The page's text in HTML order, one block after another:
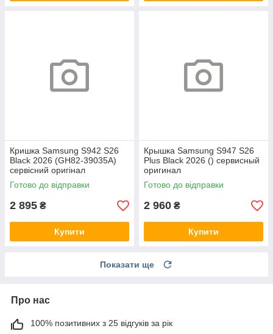
Кришка Samsung S942 S26
Black 2026 (GH82-39035A)
сервісний оригінал
Готово до відправки
2 895 ₴
Купити
Крышка Samsung S947 S26
Plus Black 2026 () сервисный
оригинал
Готово до відправки
2 960 ₴
Купити
Показати ще
Про нас
100% позитивних з 25 відгуків за рік